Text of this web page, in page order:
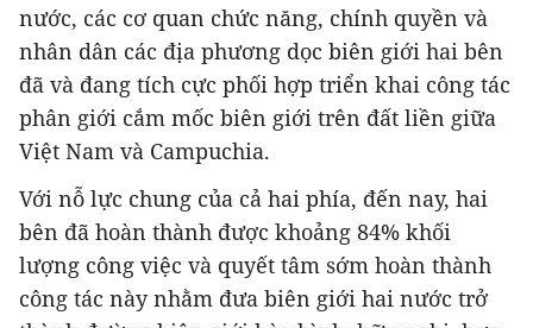
nước, các cơ quan chức năng, chính quyền và
nhân dân các địa phương dọc biên giới hai bên
đã và đang tích cực phối hợp triển khai công tác
phân giới cắm mốc biên giới trên đất liền giữa
Việt Nam và Campuchia.
Với nỗ lực chung của cả hai phía, đến nay, hai
bên đã hoàn thành được khoảng 84% khối
lượng công việc và quyết tâm sớm hoàn thành
công tác này nhằm đưa biên giới hai nước trở